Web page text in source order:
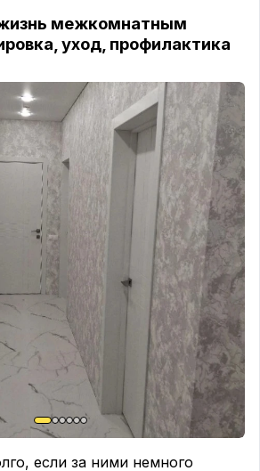
межкомнатным
уход, профилактика
если за ними немного